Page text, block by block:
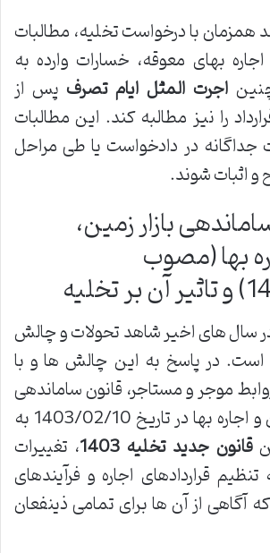
همزمان با درخواست تخلیه، مطالبات
بهای معوقه، خسارات وارده به
اجرت المثل ایام تصرف پس از
را نیز مطالبه کند. این مطالبات
جداگانه در دادخواست یا طی مراحل
اثبات شوند.
بازار زمین،
بها (مصوب
در سال های اخیر شاهد تحولات و چالش
است. در پاسخ به این چالش ها و با
موجر و مستاجر، قانون ساماندهی
بازار زمین، مسکن و اجاره بها در تاریخ 1403/02/10 به
قانون جدید تخلیه 1403
، تغییرات
قراردادهای اجاره و فرآیندهای
آگاهی از آن ها برای تمامی ذینفعان